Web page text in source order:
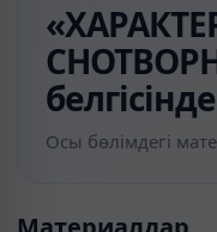
Осы бөлімдегі